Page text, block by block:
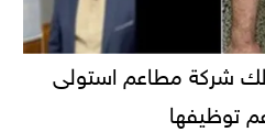
شركة مطاعم استولى
توظيفها